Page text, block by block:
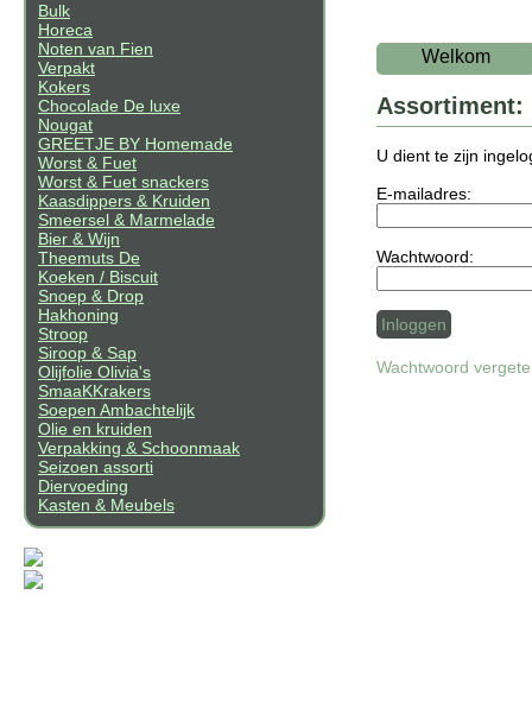
Bulk
Horeca
Noten van Fien
Verpakt
Kokers
Chocolade De luxe
Nougat
GREETJE BY Homemade
Worst & Fuet
Worst & Fuet snackers
Kaasdippers & Kruiden
Smeersel & Marmelade
Bier & Wijn
Theemuts De
Koeken / Biscuit
Snoep & Drop
Hakhoning
Stroop
Siroop & Sap
Olijfolie Olivia's
SmaaKKrakers
Soepen Ambachtelijk
Olie en kruiden
Verpakking & Schoonmaak
Seizoen assorti
Diervoeding
Kasten & Meubels
Welkom
Assortiment:
U dient te zijn
E-mailadres:
Wachtwoord:
Wachtwoord